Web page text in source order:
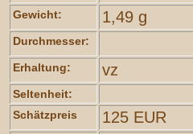
Gewicht: 1,49 g
Durchmesser:
Erhaltung: vz
Seltenheit:
Schätzpreis
125 EUR